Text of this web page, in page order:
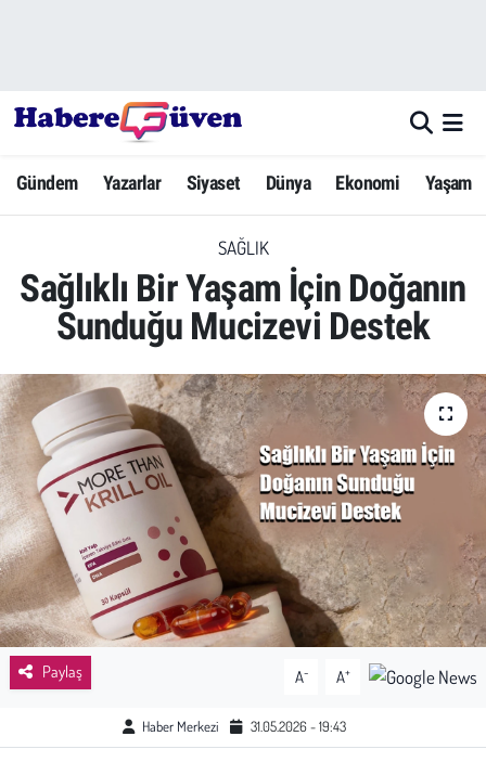
Gündem Yazarlar Siyaset Dünya Ekonomi Yaşam
SAĞLIK
Sağlıklı Bir Yaşam İçin Doğanın
Sunduğu Mucizevi Destek
Paylaş A- A+
Haber Merkezi 31.05.2026 - 19:43
Yazarlar
Dünya
Ekonomi
Yerel Haberler
Eğitim
Kadın
Emek
Spor
Çocuk
Hava Durumu
Trafik Durumu
Süper Lig Puan Durumu ve Fikstür
Tüm Manşetler
Haber Arşivi